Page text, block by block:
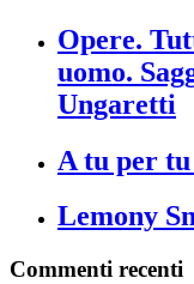
Opere.
uomo.
Ungaretti
A tu per
Lemony
Commenti recenti